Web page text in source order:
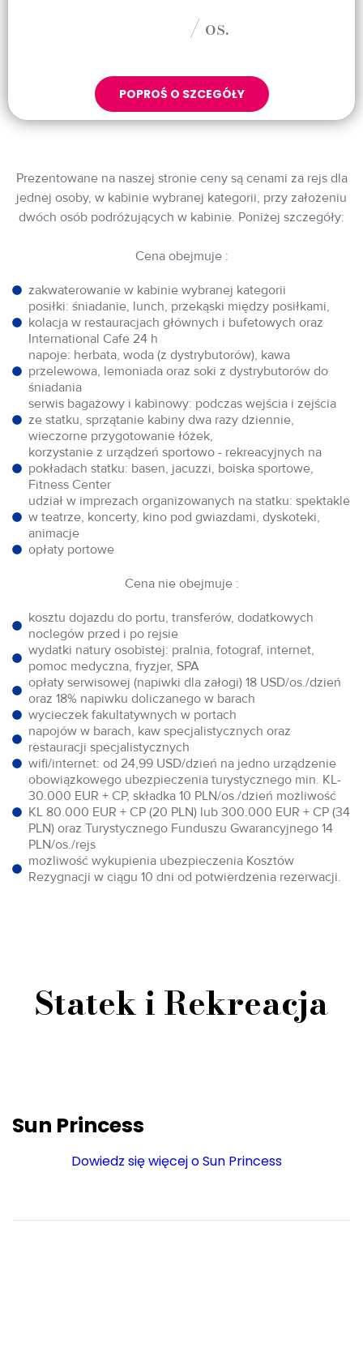
/ os.
POPROŚ O SZCEGÓŁY
Prezentowane na naszej stronie ceny są cenami za rejs dla
jednej osoby, w kabinie wybranej kategorii, przy założeniu
dwóch osób podróżujących w kabinie. Poniżej szczegóły:
Cena obejmuje :
zakwaterowanie w kabinie wybranej kategorii
posiłki: śniadanie, lunch, przekąski między posiłkami,
kolacja w restauracjach głównych i bufetowych oraz
International Cafe 24 h
napoje: herbata, woda (z dystrybutorów), kawa
przelewowa, lemoniada oraz soki z dystrybutorów do
śniadania
serwis bagażowy i kabinowy: podczas wejścia i zejścia
ze statku, sprzątanie kabiny dwa razy dziennie,
wieczorne przygotowanie łóżek,
korzystanie z urządzeń sportowo - rekreacyjnych na
pokładach statku: basen, jacuzzi, boiska sportowe,
Fitness Center
udział w imprezach organizowanych na statku: spektakle
w teatrze, koncerty, kino pod gwiazdami, dyskoteki,
animacje
opłaty portowe
Cena nie obejmuje :
kosztu dojazdu do portu, transferów, dodatkowych
noclegów przed i po rejsie
wydatki natury osobistej: pralnia, fotograf, internet,
pomoc medyczna, fryzjer, SPA
opłaty serwisowej (napiwki dla załogi) 18 USD/os./dzień
oraz 18% napiwku doliczanego w barach
wycieczek fakultatywnych w portach
napojów w barach, kaw specjalistycznych oraz
restauracji specjalistycznych
wifi/internet: od 24,99 USD/dzień na jedno urządzenie
obowiązkowego ubezpieczenia turystycznego min. KL-
30.000 EUR + CP, składka 10 PLN/os./dzień możliwość
KL 80.000 EUR + CP (20 PLN) lub 300.000 EUR + CP (34
PLN) oraz Turystycznego Funduszu Gwarancyjnego 14
PLN/os./rejs
możliwość wykupienia ubezpieczenia Kosztów
Rezygnacji w ciągu 10 dni od potwierdzenia rezerwacji.
Statek i Rekreacja
Sun Princess
Dowiedz się więcej o Sun Princess